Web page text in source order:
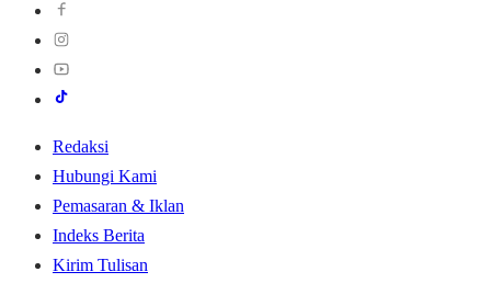
Redaksi
Hubungi Kami
Pemasaran & Iklan
Indeks Berita
Kirim Tulisan